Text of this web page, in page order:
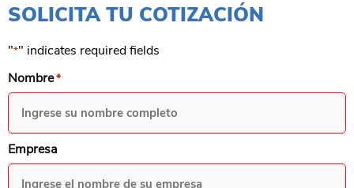
SOLICITA TU COTIZACIÓN
"*" indicates required fields
Nombre*
Empresa